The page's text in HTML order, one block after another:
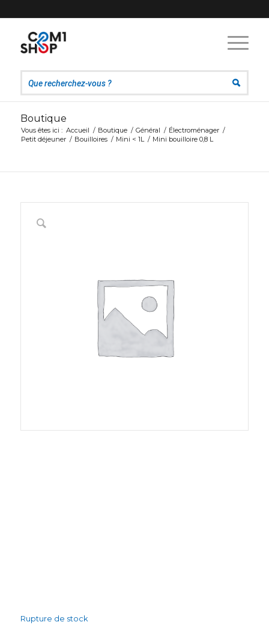
Boutique
Vous êtes ici : Accueil / Boutique / Général / Électroménager /
Petit déjeuner / Bouilloires / Mini < 1L / Mini bouilloire 0,8 L
Rupture de stock